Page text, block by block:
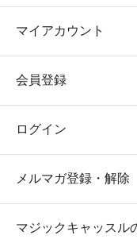
マイアカウント
会員登録
ログイン
メルマガ登録・解除
マジックキャッスル